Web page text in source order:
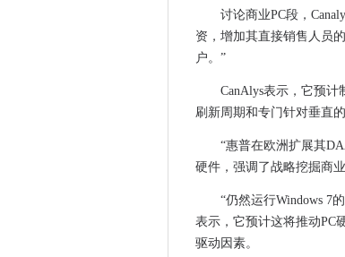
CommVault添加“
所有变化：供应商
微软最终在两周内
邮局董事交叉检查
政府敦促企业和慈
Microsoft Planner
全球技术周期取决
讨论商业PC段，
资，增加其直接销售人员
户。”
CanAlys表示，它预
刷新周期和专门针对垂直的
“惠普在欧洲扩展其
硬件，强调了战略挖掘商
“仍然运行Windows 7
表示，它预计这将推动PC
驱动因素。